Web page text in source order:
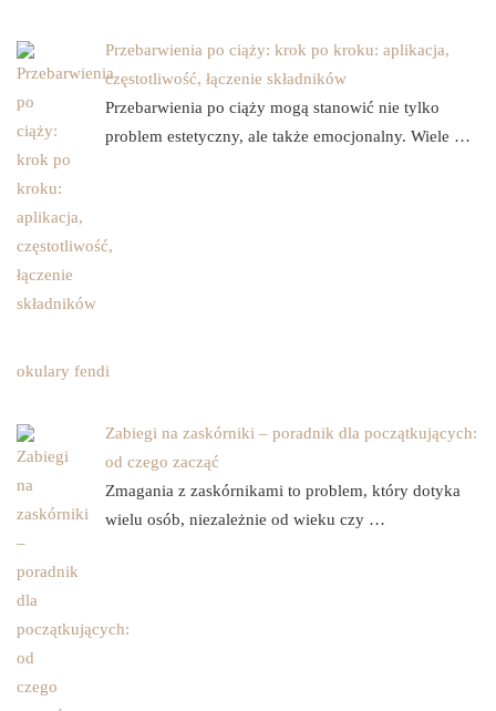
Przebarwienia po ciąży: krok po kroku: aplikacja,
częstotliwość, łączenie składników
Przebarwienia po ciąży mogą stanowić nie tylko
problem estetyczny, ale także emocjonalny. Wiele …
okulary fendi
Zabiegi na zaskórniki – poradnik dla początkujących:
od czego zacząć
Zmagania z zaskórnikami to problem, który dotyka
wielu osób, niezależnie od wieku czy …